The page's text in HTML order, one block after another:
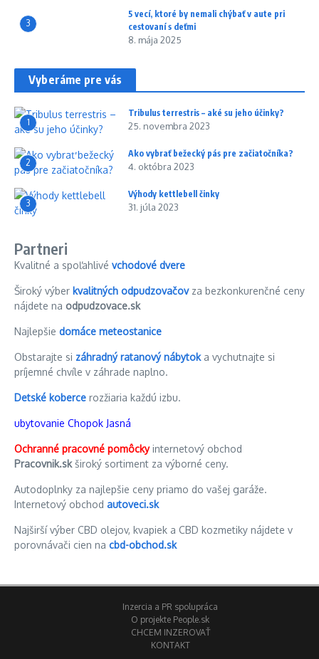
3
5 vecí, ktoré by nemali chýbať v aute pri
cestovaní s deťmi
8. mája 2025
Vyberáme pre vás
1
Tribulus terrestris – aké su jeho účinky?
25. novembra 2023
2
Ako vybrať bežecký pás pre začiatočníka?
4. októbra 2023
3
Výhody kettlebell činky
31. júla 2023
Partneri
Kvalitné a spoľahlivé vchodové dvere
Široký výber kvalitných odpudzovačovza bezkonkurenčné ceny
nájdete na odpudzovace.sk
Najlepšie domáce meteostanice
Obstarajte si záhradný ratanový nábytoka vychutnajte si
príjemné chvíle v záhrade naplno.
Detské koberce rozžiaria každú izbu.
ubytovanie Chopok Jasná
Ochranné pracovné pomôckyinternetový obchod
Pracovnik.skširoký sortiment za výborné ceny.
Autodoplnky za najlepšie ceny priamo do vašej garáže.
Internetový obchod autoveci.sk
Najširší výber CBD olejov, kvapiek a CBD kozmetiky nájdete v
porovnávači cien na cbd-obchod.sk
Inzercia a PR spolupráca
O projekte People.sk
CHCEM INZEROVAŤ
KONTAKT